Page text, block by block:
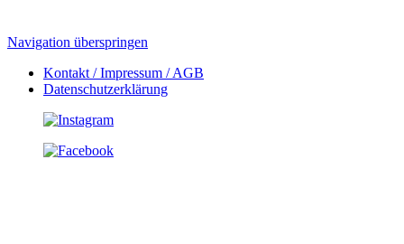
Navigation überspringen
Kontakt / Impressum / AGB
Datenschutzerklärung